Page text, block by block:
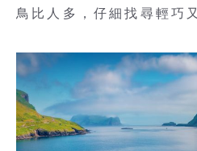
鳥比人多，仔細找尋輕巧